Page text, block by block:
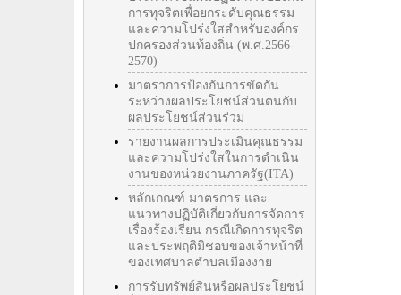
การทุจริตเพื่อยกระดับคุณธรรม
และความโปร่งใสสำหรับองค์กร
ปกครองส่วนท้องถิ่น (พ.ศ.2566-
2570)
มาตราการป้องกันการขัดกัน
ระหว่างผลประโยชน์ส่วนตนกับ
ผลประโยชน์ส่วนร่วม
รายงานผลการประเมินคุณธรรม
และความโปร่งใสในการดำเนิน
งานของหน่วยงานภาครัฐ(ITA)
หลักเกณฑ์ มาตรการ และ
แนวทางปฏิบัติเกี่ยวกับการจัดการ
เรื่องร้องเรียน กรณีเกิดการทุจริต
และประพฤติมิชอบของเจ้าหน้าที่
ของเทศบาลตำบลเมืองงาย
การรับทรัพย์สินหรือผลประโยชน์